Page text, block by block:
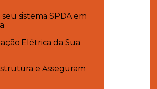
sistema SPDA em
Elétrica da Sua
e Asseguram